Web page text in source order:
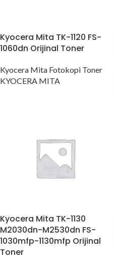
Kyocera Mita TK-1120 FS-
1060dn Orijinal Toner
Kyocera Mita Fotokopi Toner
KYOCERA MITA
Kyocera Mita TK-1130
M2030dn-M2530dn FS-
1030mfp-1130mfp Orijinal
Toner